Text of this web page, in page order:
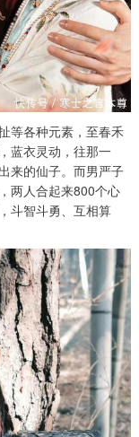
各种元素，至春禾
蓝衣灵动，往那一
来的仙子。而男严子
两人合起来800个心
斗智斗勇、互相算